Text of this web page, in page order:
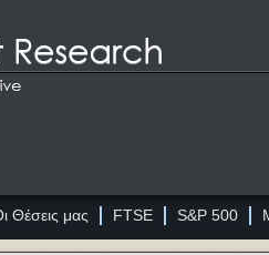
Θέσεις μας FTSE S&P 500